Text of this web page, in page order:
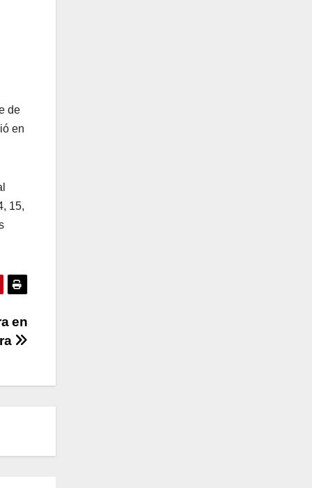
de
en
15,
en